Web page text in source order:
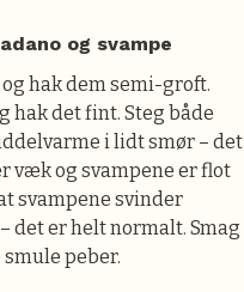
og svampe
hak dem semi-groft.
hak det fint. Steg både
i lidt smør – det
væk og svampene er flot
svampene svinder
det er helt normalt. Smag
peber.